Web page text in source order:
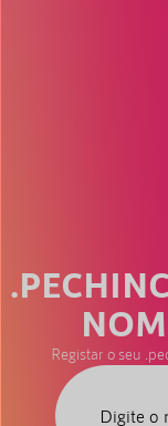
Registar o seu